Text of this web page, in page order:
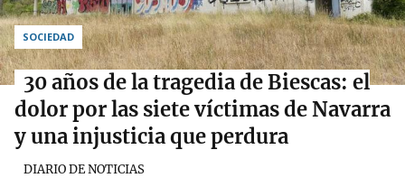
SOCIEDAD
30 años de la tragedia de Biescas: el
dolor por las siete víctimas de Navarra
y una injusticia que perdura
DIARIO DE NOTICIAS